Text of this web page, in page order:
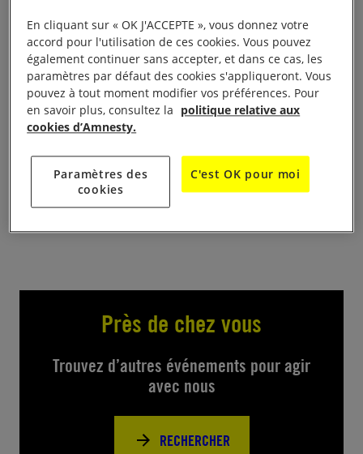
souviens-toi » de Hind Meddeb.
Un documentaire bouleversant sur la révolution
soudanaise, porté par le courage de toute une
jeunesse en quête de liberté.
La projection sera suivie d’un débat animé par
Artisans du Monde, La Cimade et Amnesty
International.
Près de chez vous
Trouvez d’autres événements pour agir
avec nous
RECHERCHER
En cliquant sur « OK J'ACCEPTE », vous donnez votre
accord pour l'utilisation de ces cookies. Vous pouvez
également continuer sans accepter, et dans ce cas, les
paramètres par défaut des cookies s'appliqueront. Vous
pouvez à tout moment modifier vos préférences. Pour
en savoir plus, consultez la politique relative aux
cookies d’Amnesty.
Paramètres des
cookies
C'est OK pour moi